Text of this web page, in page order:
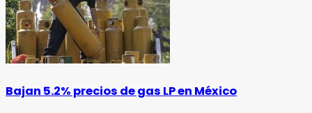
Bajan 5.2% precios de gas LP en México